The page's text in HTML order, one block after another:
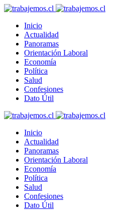
Inicio
Actualidad
Panoramas
Orientación Laboral
Economía
Política
Salud
Confesiones
Dato Útil
Inicio
Actualidad
Panoramas
Orientación Laboral
Economía
Política
Salud
Confesiones
Dato Útil